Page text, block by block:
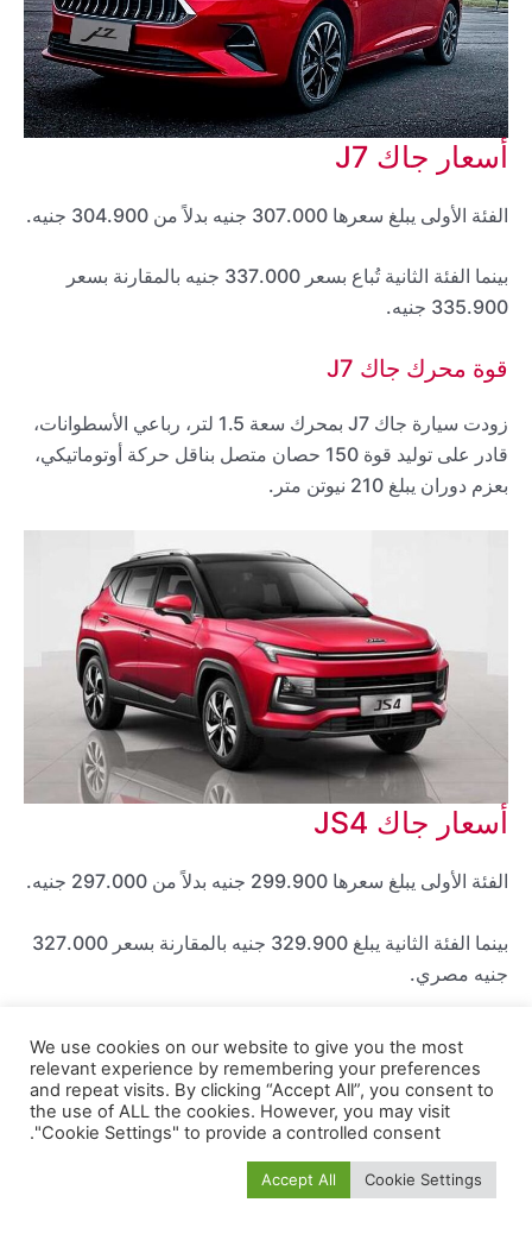
أسعار جاك J7
الفئة الأولى يبلغ سعرها 307.000 جنيه بدلاً من 304.900 جنيه.
بينما الفئة الثانية تُباع بسعر 337.000 جنيه بالمقارنة بسعر
335.900 جنيه.
قوة محرك جاك J7
زودت سيارة جاك J7 بمحرك سعة 1.5 لتر، رباعي الأسطوانات،
قادر على توليد قوة 150 حصان متصل بناقل حركة أوتوماتيكي،
بعزم دوران يبلغ 210 نيوتن متر.
أسعار جاك JS4
الفئة الأولى يبلغ سعرها 299.900 جنيه بدلاً من 297.000 جنيه.
بينما الفئة الثانية يبلغ 329.900 جنيه بالمقارنة بسعر 327.000
جنيه مصري.
قوة محرك جاك JS4
اعتمدت سيارة جاك JS4 على محرك سعة 1.5 لتر تيربو يولد
قوة 147 حصان، متصل بناقل حركة أوتوماتيكي، بعزم دوران
يبلغ 210 نيوتن متر، أما عن السرعة القصوى للسيارة فهي تبلغ
170 كم/ الساعة.
We use cookies on our website to give you the most
relevant experience by remembering your preferences
and repeat visits. By clicking “Accept All”, you consent to
the use of ALL the cookies. However, you may visit
"Cookie Settings" to provide a controlled consent.
Cookie Settings
Accept All